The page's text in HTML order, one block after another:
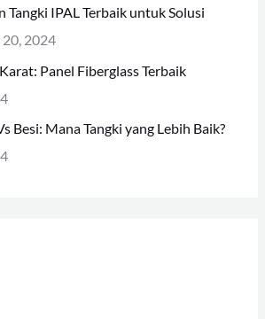
Tangki IPAL Terbaik untuk Solusi
2024
Panel Fiberglass Terbaik
Besi: Mana Tangki yang Lebih Baik?